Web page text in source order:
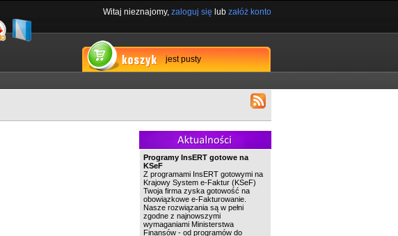
jest pusty
Witaj nieznajomy, zaloguj się lub załóż konto
Programy InsERT gotowe na
KSeF
Z programami InsERT gotowymi na
Krajowy System e-Faktur (KSeF)
Twoja firma zyska gotowość na
obowiązkowe e-Fakturowanie.
Nasze rozwiązania są w pełni
zgodne z najnowszymi
wymaganiami Ministerstwa
Finansów - od programów do